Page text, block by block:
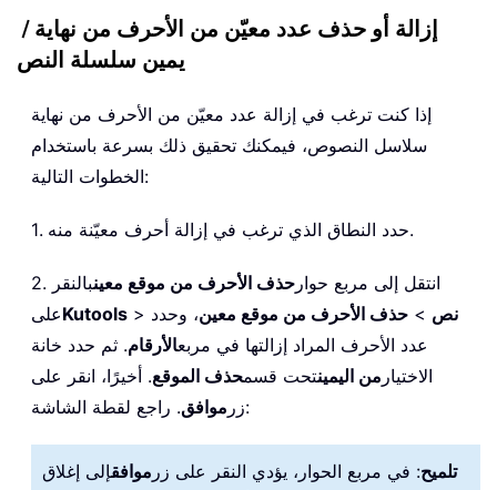
إزالة أو حذف عدد معيّن من الأحرف من نهاية /
يمين سلسلة النص
إذا كنت ترغب في إزالة عدد معيّن من الأحرف من نهاية
سلاسل النصوص، فيمكنك تحقيق ذلك بسرعة باستخدام
الخطوات التالية:
1. حدد النطاق الذي ترغب في إزالة أحرف معيّنة منه.
2. انتقل إلى مربع حوار حذف الأحرف من موقع معينبالنقر
علىKutools > نص > حذف الأحرف من موقع معين، وحدد
عدد الأحرف المراد إزالتها في مربعالأرقام. ثم حدد خانة
الاختيار من اليمينتحت قسمحذف الموقع. أخيرًا، انقر على
زر موافق . راجع لقطة الشاشة:
تلميح: في مربع الحوار، يؤدي النقر على زر موافقإلى إغلاق